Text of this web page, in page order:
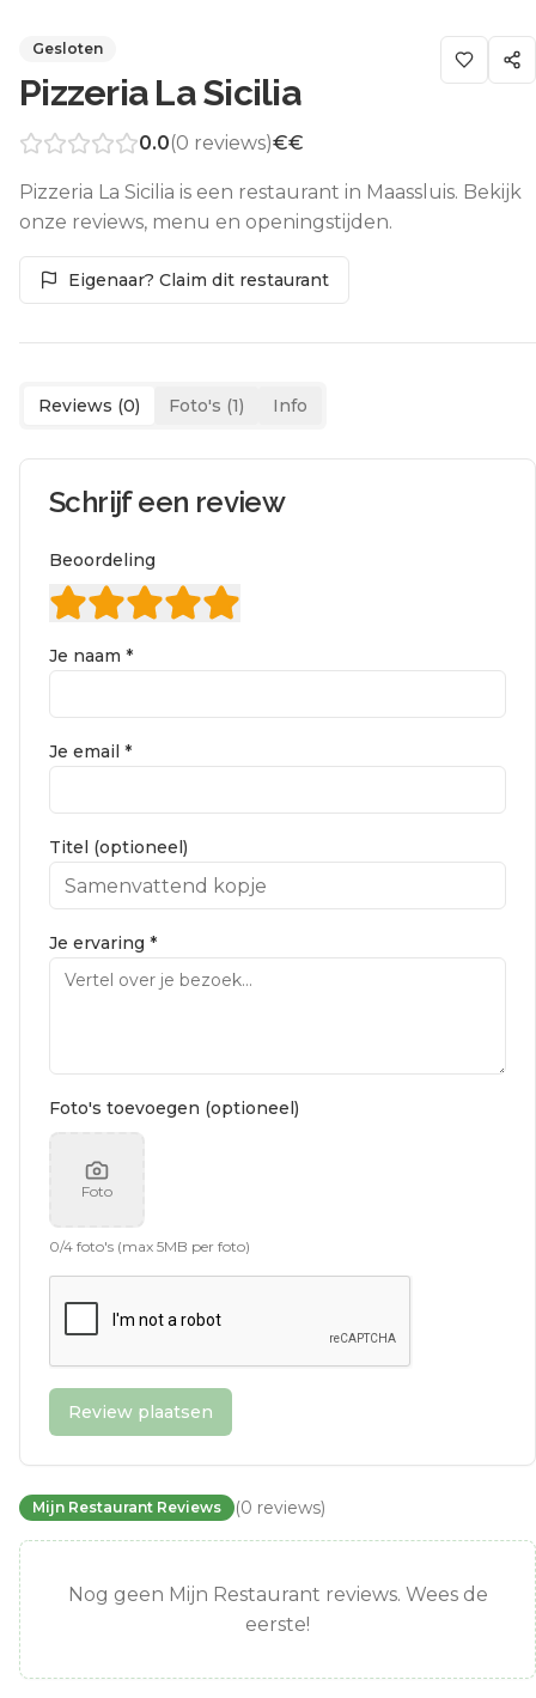
Gesloten
Pizzeria La Sicilia
0.0(0 reviews)€€
Pizzeria La Sicilia is een restaurant in Maassluis. Bekijk
onze reviews, menu en openingstijden.
Eigenaar? Claim dit restaurant
Reviews (0) Foto's (1) Info
Schrijf een review
Beoordeling
Je naam *
Je email *
Titel (optioneel)
Je ervaring *
Foto's toevoegen (optioneel)
Foto
0/4 foto's (max 5MB per foto)
Review plaatsen
Mijn Restaurant Reviews (0 reviews)
Nog geen Mijn Restaurant reviews. Wees de
eerste!